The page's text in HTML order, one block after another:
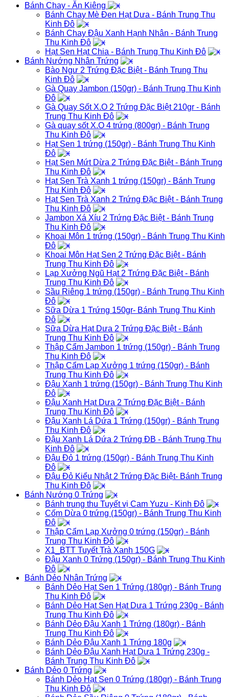
Bánh Chay - Ăn Kiêng
Bánh Chay Mè Đen Hạt Dưa - Bánh Trung Thu
Kinh Đô
Bánh Chay Đậu Xanh Hạnh Nhân - Bánh Trung
Thu Kinh Đô
Hạt Sen Hạt Chia - Bánh Trung Thu Kinh Đô
Bánh Nướng Nhân Trứng
Bào Ngư 2 Trứng Đặc Biệt - Bánh Trung Thu
Kinh Đô
Gà Quay Jambon (150gr) - Bánh Trung Thu Kinh
Đô
Gà Quay Sốt X.O 2 Trứng Đặc Biệt 210gr - Bánh
Trung Thu Kinh Đô
Gà quay sốt X.O 4 trứng (800gr) - Bánh Trung
Thu Kinh Đô
Hạt Sen 1 trứng (150gr) - Bánh Trung Thu Kinh
Đô
Hạt Sen Mứt Dừa 2 Trứng Đặc Biệt - Bánh Trung
Thu Kinh Đô
Hạt Sen Trà Xanh 1 trứng (150gr) - Bánh Trung
Thu Kinh Đô
Hạt Sen Trà Xanh 2 Trứng Đặc Biệt - Bánh Trung
Thu Kinh Đô
Jambon Xá Xíu 2 Trứng Đặc Biệt - Bánh Trung
Thu Kinh Đô
Khoai Môn 1 trứng (150gr) - Bánh Trung Thu Kinh
Đô
Khoai Môn Hạt Sen 2 Trứng Đặc Biệt - Bánh
Trung Thu Kinh Đô
Lạp Xưởng Ngũ Hạt 2 Trứng Đặc Biệt - Bánh
Trung Thu Kinh Đô
Sầu Riêng 1 trứng (150gr) - Bánh Trung Thu Kinh
Đô
Sữa Dừa 1 Trứng 150gr- Bánh Trung Thu Kinh
Đô
Sữa Dừa Hạt Dưa 2 Trứng Đặc Biệt - Bánh
Trung Thu Kinh Đô
Thập Cẩm Jambon 1 trứng (150gr) - Bánh Trung
Thu Kinh Đô
Thập Cẩm Lạp Xưởng 1 trứng (150gr) - Bánh
Trung Thu Kinh Đô
Đậu Xanh 1 trứng (150gr) - Bánh Trung Thu Kinh
Đô
Đậu Xanh Hạt Dưa 2 Trứng Đặc Biệt - Bánh
Trung Thu Kinh Đô
Đậu Xanh Lá Dứa 1 Trứng (150gr) - Bánh Trung
Thu Kinh Đô
Đậu Xanh Lá Dứa 2 Trứng ĐB - Bánh Trung Thu
Kinh Đô
Đậu Đỏ 1 trứng (150gr) - Bánh Trung Thu Kinh
Đô
Đậu Đỏ Kiểu Nhật 2 Trứng Đặc Biệt- Bánh Trung
Thu Kinh Đô
Bánh Nướng 0 Trứng
Bánh trung thu Tuyết vị Cam Yuzu - Kinh Đô
Cốm Dừa 0 trứng (150gr) - Bánh Trung Thu Kinh
Đô
Thập Cẩm Lạp Xưởng 0 trứng (150gr) - Bánh
Trung Thu Kinh Đô
X1_BTT Tuyết Trà Xanh 150G
Đậu Xanh 0 Trứng (150gr) - Bánh Trung Thu Kinh
Đô
Bánh Dẻo Nhân Trứng
Bánh Dẻo Hạt Sen 1 Trứng (180gr) - Bánh Trung
Thu Kinh Đô
Bánh Dẻo Hạt Sen Hạt Dưa 1 Trứng 230g - Bánh
Trung Thu Kinh Đô
Bánh Dẻo Đậu Xanh 1 Trứng (180gr) - Bánh
Trung Thu Kinh Đô
Bánh Dẻo Đậu Xanh 1 Trứng 180g
Bánh Dẻo Đậu Xanh Hạt Dưa 1 Trứng 230g -
Bánh Trung Thu Kinh Đô
Bánh Dẻo 0 Trứng
Bánh Dẻo Hạt Sen 0 Trứng (180gr) - Bánh Trung
Thu Kinh Đô